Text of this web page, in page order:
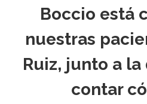
Boccio está
nuestras
Ruiz, junto a la
contar